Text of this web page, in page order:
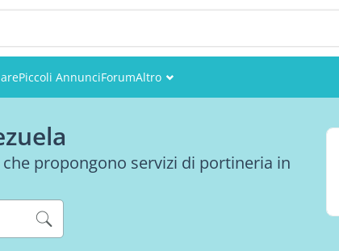
Piccoli AnnunciForumAltro
propongono servizi di portineria in